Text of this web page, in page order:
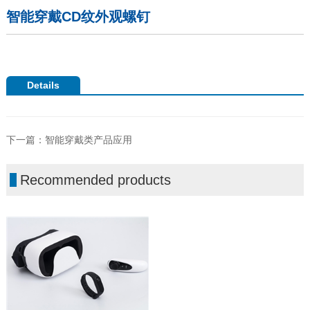
智能穿戴CD纹外观螺钉
Details
下一篇： 智能穿戴类产品应用
Recommended products